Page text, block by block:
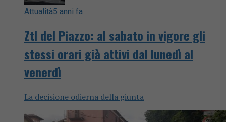
Attualità5 anni fa
Ztl del Piazzo: al sabato in vigore gli
stessi orari già attivi dal lunedì al
venerdì
La decisione odierna della giunta